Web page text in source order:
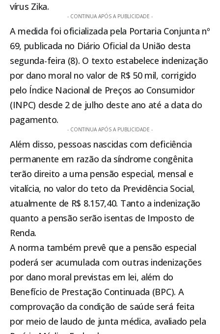
vírus Zika.
- CONTINUA APÓS A PUBLICIDADE -
A medida foi oficializada pela Portaria Conjunta nº
69, publicada no Diário Oficial da União desta
segunda-feira (8). O texto estabelece indenização
por dano moral no valor de R$ 50 mil, corrigido
pelo Índice Nacional de Preços ao Consumidor
(INPC) desde 2 de julho deste ano até a data do
pagamento.
- CONTINUA APÓS A PUBLICIDADE -
Além disso, pessoas nascidas com deficiência
permanente em razão da síndrome congênita
terão direito a uma pensão especial, mensal e
vitalícia, no valor do teto da Previdência Social,
atualmente de R$ 8.157,40. Tanto a indenização
quanto a pensão serão isentas de Imposto de
Renda.
A norma também prevê que a pensão especial
poderá ser acumulada com outras indenizações
por dano moral previstas em lei, além do
Benefício de Prestação Continuada (BPC). A
comprovação da condição de saúde será feita
por meio de laudo de junta médica, avaliado pela